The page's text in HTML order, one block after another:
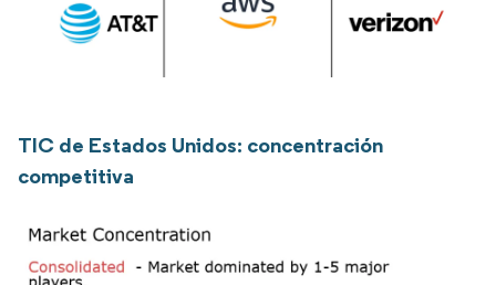
TIC de Estados Unidos: concentración
competitiva